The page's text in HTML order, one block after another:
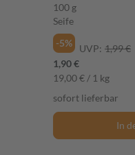
100 g
Seife
-5%
UVP: 1,99 €
1,90 €
19,00 € / 1 kg
sofort lieferbar
In